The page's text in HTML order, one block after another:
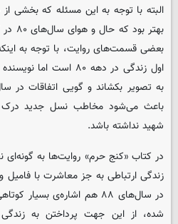
البته با توجه به این مسئله که بخشی
بعضی قسمت‌های روایت، با توجه به
اول زندگی در دهه ۸۰
باعث می‌شود مخاطب نسل جدید درک
شهید نداشته باشد.
در کتاب «کنج حرم» روایت‌ها به
زندگی ارتباطی به جز معاشرت با فامیل
در سال‌های ۸۸ هم اشاره‌ی
شده، از این جهت پرداختن به